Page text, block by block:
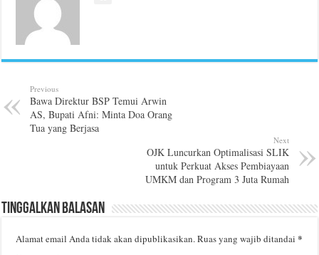
Previous
Bawa Direktur BSP Temui Arwin
AS, Bupati Afni: Minta Doa Orang
Tua yang Berjasa
Next
OJK Luncurkan Optimalisasi SLIK
untuk Perkuat Akses Pembiayaan
UMKM dan Program 3 Juta Rumah
Tinggalkan Balasan
Alamat email Anda tidak akan dipublikasikan.Ruas yang wajib ditandai*